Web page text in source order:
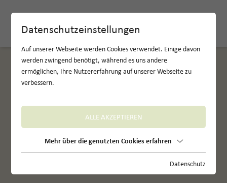
Datenschutzeinstellungen
Auf unserer Webseite werden Cookies verwendet. Einige davon
werden zwingend benötigt, während es uns andere
ermöglichen, Ihre Nutzererfahrung auf unserer Webseite zu
verbessern.
ALLE AKZEPTIEREN
Mehr über die genutzten Cookies erfahren
Datenschutz